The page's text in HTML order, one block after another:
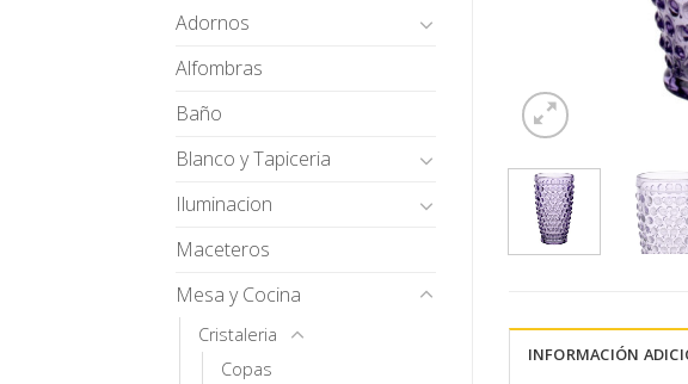
Adornos
Alfombras
Baño
Blanco y Tapiceria
Iluminacion
Maceteros
Mesa y Cocina
Cristaleria
Copas
INFORMACIÓN